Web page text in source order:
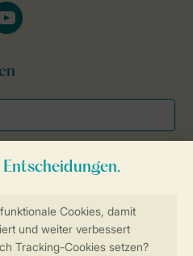
Online-Buchung